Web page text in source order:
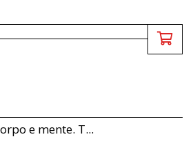
e mente. T...